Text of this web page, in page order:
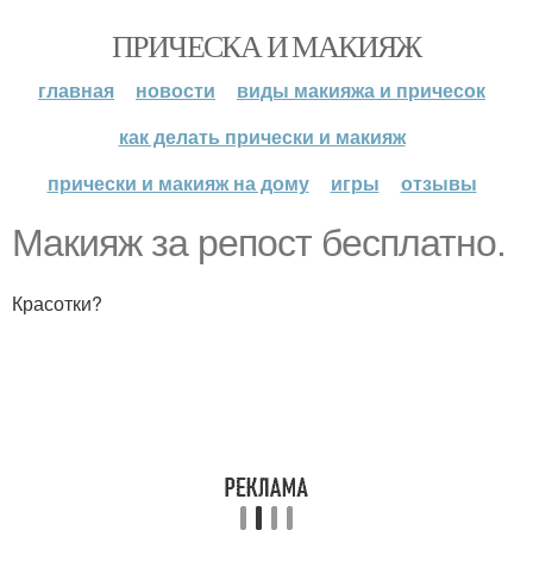
ПРИЧЕСКА И МАКИЯЖ
главная новости
виды макияжа и причесок
как делать прически и макияж
прически и макияж на дому
игры отзывы
Макияж за репост бесплатно.
Красотки?